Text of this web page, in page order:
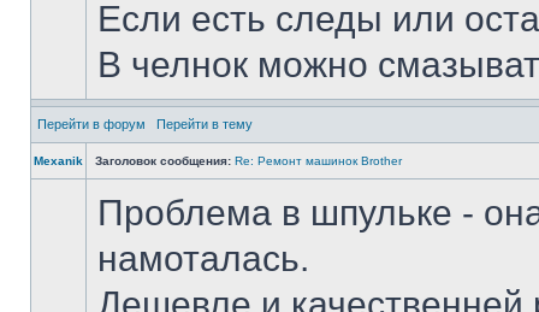
Если есть следы или
В челнок можно
Перейти в форум Перейти в тему
Mexanik Заголовок сообщения: Re: Ремонт машинок Brother
Проблема в шпульке -
намоталась.